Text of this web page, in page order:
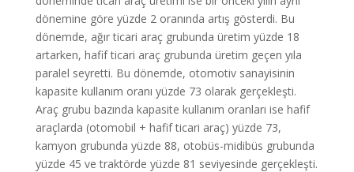
dönemine göre yüzde 2 oranında artış gösterdi. Bu
dönemde, ağır ticari araç grubunda üretim yüzde 18
artarken, hafif ticari araç grubunda üretim geçen yıla
paralel seyretti. Bu dönemde, otomotiv sanayisinin
kapasite kullanım oranı yüzde 73 olarak gerçekleşti.
Araç grubu bazında kapasite kullanım oranları ise hafif
araçlarda (otomobil + hafif ticari araç) yüzde 73,
kamyon grubunda yüzde 88, otobüs-midibüs grubunda
yüzde 45 ve traktörde yüzde 81 seviyesinde gerçekleşti.